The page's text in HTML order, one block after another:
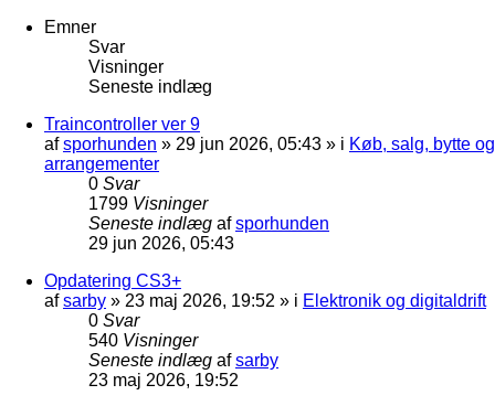
Emner
Svar
Visninger
Seneste indlæg
Traincontroller ver 9
afsporhunden » 29 jun 2026, 05:43 » i Køb, salg, bytte og
arrangementer
0 Svar
1799 Visninger
Seneste indlæg afsporhunden
29 jun 2026, 05:43
Opdatering CS3+
afsarby » 23 maj 2026, 19:52 » i Elektronik og digitaldrift
0 Svar
540 Visninger
Seneste indlæg afsarby
23 maj 2026, 19:52